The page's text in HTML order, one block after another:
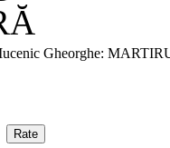
Gheorghe: